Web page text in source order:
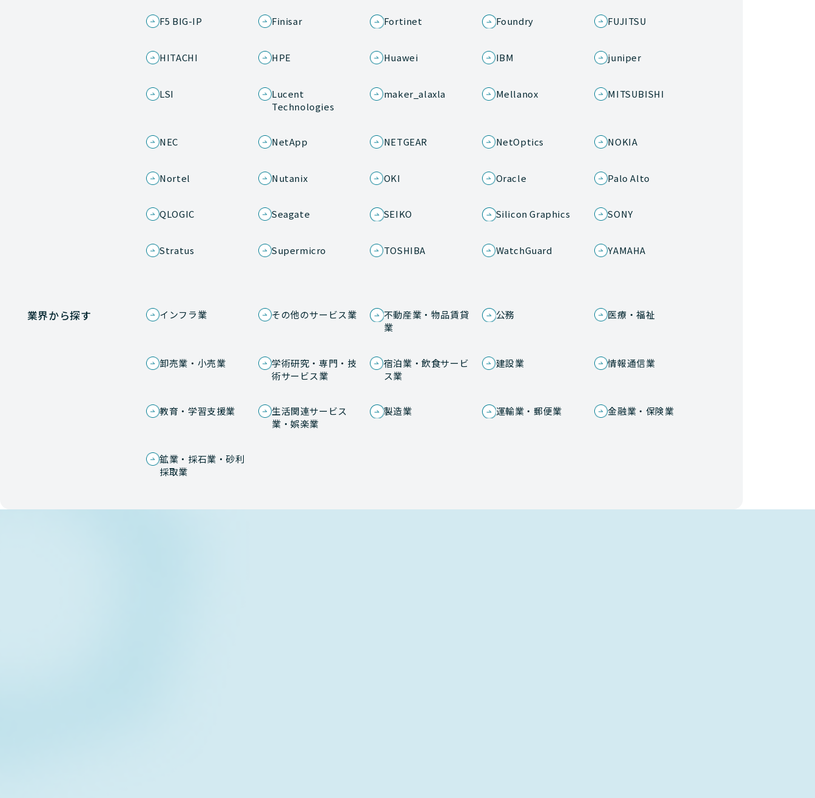
F5 BIG-IP Finisar Fortinet Foundry FUJITSU
HITACHI HPE Huawei IBM juniper
LSI
Lucent
Technologies
maker_alaxla Mellanox MITSUBISHI
NEC NetApp NETGEAR NetOptics NOKIA
Nortel Nutanix OKI Oracle Palo Alto
QLOGIC Seagate SEIKO Silicon Graphics SONY
Stratus Supermicro TOSHIBA WatchGuard YAMAHA
業界から探す インフラ業 その他のサービス業
不動産業・物品賃貸
業
公務 医療・福祉
卸売業・小売業
学術研究・専門・技
術サービス業
宿泊業・飲食サービ
ス業
建設業 情報通信業
教育・学習支援業
生活関連サービス
業・娯楽業
製造業 運輸業・郵便業 金融業・保険業
鉱業・採石業・砂利
採取業